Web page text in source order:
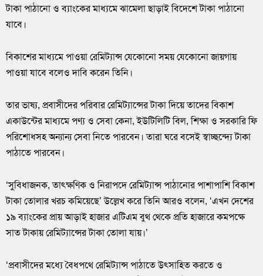
টাকা পাঠানো ও ব্যাংকের মাধ্যমে ঝামেলা ছাড়াই বিদেশে টাকা পাঠানো
যাবে।
বিকাশের মাধ্যমে পাওয়া রেমিট্যান্স যেকোনো সময় যেকোনো জায়গায়
পাওয়া যাবে বলেও দাবি করেন তিনি।
তার ভাষ্য, প্রবাসীদের পরিবার রেমিট্যান্সের টাকা দিয়ে তাদের বিকাশ
একাউন্টের মাধ্যমে পণ্য ও সেবা কেনা, ইউটিলিটি বিল, শিক্ষা ও সরকারি ফি
পরিশোধসহ অন্যান্য সেবা নিতে পারবেন। তারা ঘরে বসেই স্বাচ্ছন্দ্যে টাকা
পাঠাতে পারবেন।
‘সুবিধাজনক, তাৎক্ষণিক ও নিরাপদে রেমিট্যান্স পাঠানোর পাশাপাশি বিকাশ
টাকা তোলার খরচ কমিয়েছে’ উল্লেখ করে তিনি আরও বলেন, ‘এখন দেশের
১৯ ব্যাংকের প্রায় আড়াই হাজার এটিএম বুথ থেকে প্রতি হাজারে কমপক্ষে
সাত টাকায় রেমিট্যান্সের টাকা তোলা যায়।’
‘প্রবাসীদের মধ্যে বৈধপথে রেমিট্যান্স পাঠাতে উৎসাহিত করতে ও